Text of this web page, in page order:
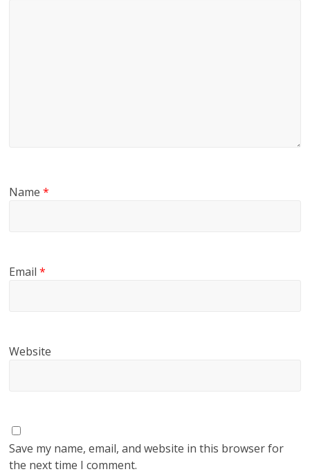
Name*
Email*
Website
Save my name, email, and website in this browser for
the next time I comment.